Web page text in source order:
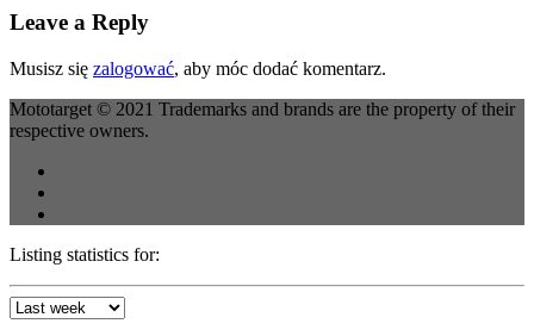
Leave a Reply
Musisz się zalogować, aby móc dodać komentarz.
Mototarget © 2021 Trademarks and brands are the property of their
respective owners.
Listing statistics for: